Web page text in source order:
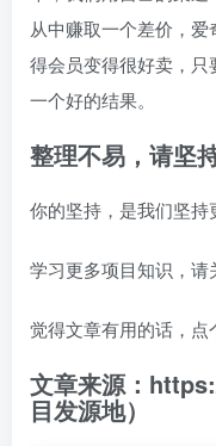
从中赚取一个差价，
得会员变得很好卖，
一个好的结果。
整理不易，请坚
你的坚持，是我们坚持
学习更多项目知识，
觉得文章有用的话，点
文章来源：
目发源地）